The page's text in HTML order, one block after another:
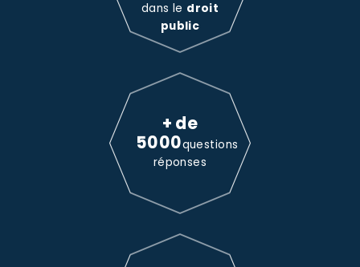
dans le droit
public
+ de
5000questions
réponses